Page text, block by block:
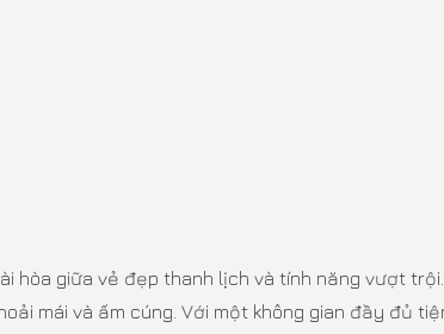
giữa vẻ đẹp thanh lịch và tính năng vượt
mái và ấm cúng. Với một không gian đầy đủ